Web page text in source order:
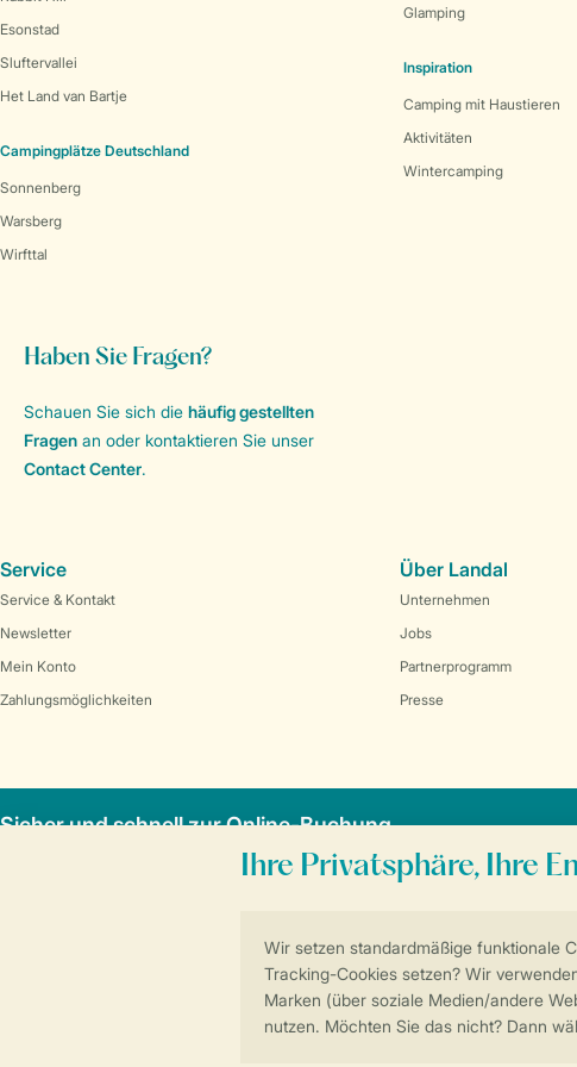
Sicher und schnell zur Online-Buchung
Esonstad
Sluftervallei
Het Land van Bartje
Campingplätze Deutschland
Sonnenberg
Warsberg
Wirfttal
Glamping
Inspiration
Camping mit Haustieren
Aktivitäten
Wintercamping
Haben Sie Fragen?
Schauen Sie sich die häufig gestellten
Fragen an oder kontaktieren Sie unser
Contact Center.
Service
Service & Kontakt
Newsletter
Mein Konto
Zahlungsmöglichkeiten
Über Landal
Unternehmen
Jobs
Partnerprogramm
Presse